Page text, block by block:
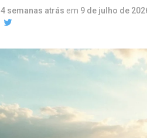
4 semanas atrás em 9 de julho de